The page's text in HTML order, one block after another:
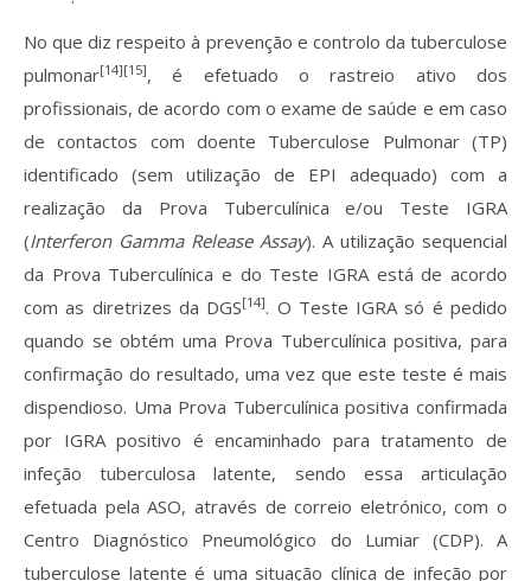
No que diz respeito à prevenção e controlo da tuberculose
pulmonar[14][15], é efetuado o rastreio ativo dos
profissionais, de acordo com o exame de saúde e em caso
de contactos com doente Tuberculose Pulmonar (TP)
identificado (sem utilização de EPI adequado) com a
realização da Prova Tuberculínica e/ou Teste IGRA
(Interferon Gamma Release Assay). A utilização sequencial
da Prova Tuberculínica e do Teste IGRA está de acordo
com as diretrizes da DGS[14]. O Teste IGRA só é pedido
quando se obtém uma Prova Tuberculínica positiva, para
confirmação do resultado, uma vez que este teste é mais
dispendioso. Uma Prova Tuberculínica positiva confirmada
por IGRA positivo é encaminhado para tratamento de
infeção tuberculosa latente, sendo essa articulação
efetuada pela ASO, através de correio eletrónico, com o
Centro Diagnóstico Pneumológico do Lumiar (CDP). A
tuberculose latente é uma situação clínica de infeção por